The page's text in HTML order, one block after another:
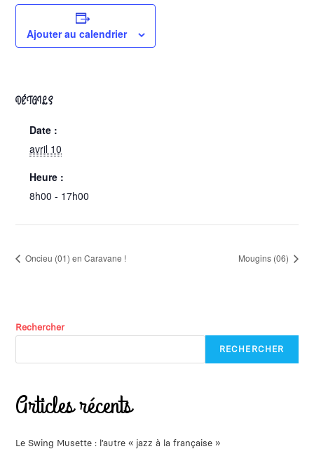
Ajouter au calendrier
DÉTAILS
Date :
avril 10
Heure :
8h00 - 17h00
Oncieu (01) en Caravane ! Mougins (06)
Rechercher
RECHERCHER
Articles récents
Le Swing Musette : l’autre « jazz à la française »